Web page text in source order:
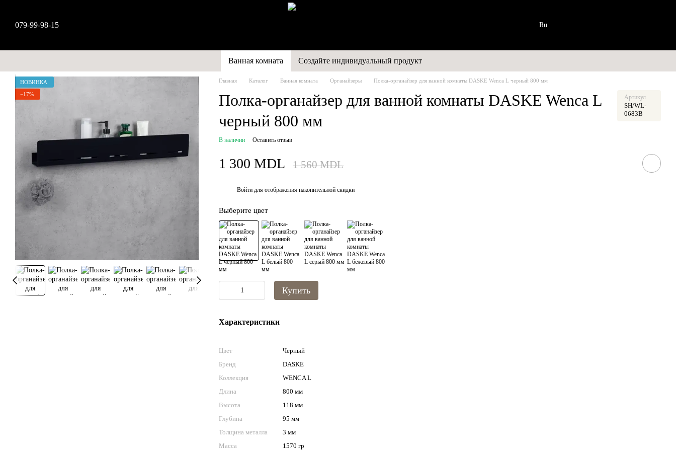
079-99-98-15 Ru
Ванная комната Создайте индивидуальный продукт
НОВИНКА
−17%
Главная Каталог Ванная комната Органайзеры Полка-органайзер для ванной комнаты DASKE Wenca L черный 800 мм
Полка-органайзер для ванной комнаты DASKE Wenca L
черный 800 мм
Артикул
SH/WL-
0683B
В наличии Оставить отзыв
1 300 MDL 1 560 MDL
Войти для отображения накопительной скидки
Выберите цвет
Купить
Характеристики
Цвет
Черный
Бренд
DASKE
Коллекция
WENCA L
Длина
800 мм
Высота
118 мм
Глубина
95 мм
Толщина металла
3 мм
Масса
1570 гр